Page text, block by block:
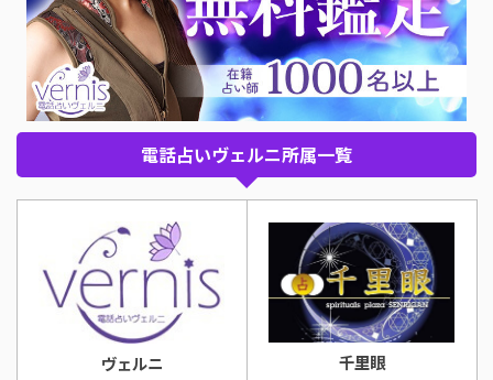
電話占いヴェルニ所属一覧
ヴェルニ 千里眼